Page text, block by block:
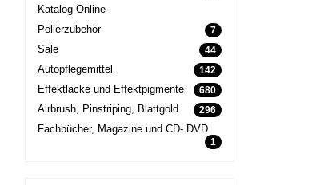
Katalog Online
Polierzubehör
7
Sale 44
Autopflegemittel 142
Effektlacke und Effektpigmente 680
Airbrush, Pinstriping, Blattgold 296
Fachbücher, Magazine und CD- DVD
1